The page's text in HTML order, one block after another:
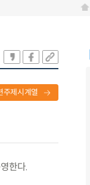
주제시계열
한다.